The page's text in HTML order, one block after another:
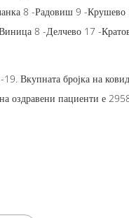
8 -Радовиш 9 -Крушево
8 -Делчево 17 -
Вкупната бројка на
оздравени пациенти е